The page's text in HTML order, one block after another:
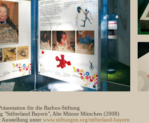
für die Barbos-Stiftung
"Stifterland Bayern", Alte Münze München (2008)
unter www.stiftungen.org/stifterland-bayern